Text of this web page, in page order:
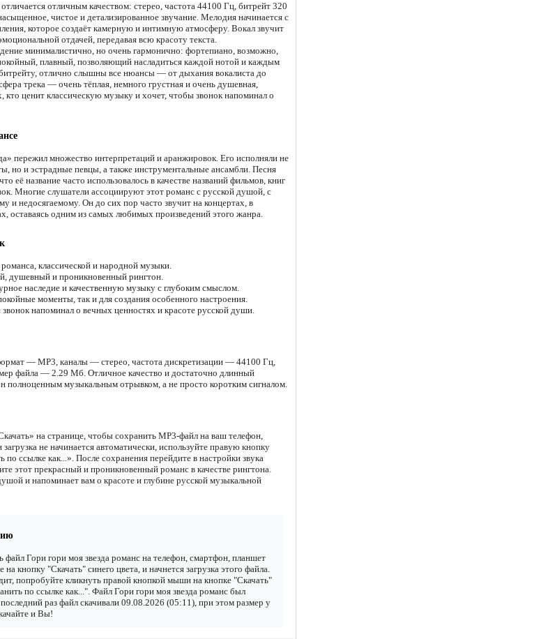
отличным качеством: стерео, частота 44100 Гц, битрейт 320
чистое и детализированное звучание. Мелодия начинается с
которое создаёт камерную и интимную атмосферу. Вокал звучит
отдачей, передавая всю красоту текста.
минималистично, но очень гармонично: фортепиано, возможно,
плавный, позволяющий насладиться каждой нотой и каждым
отлично слышны все нюансы — от дыхания вокалиста до
трека — очень тёплая, немного грустная и очень душевная,
кто ценит классическую музыку и хочет, чтобы звонок напоминал о
пережил множество интерпретаций и аранжировок. Его исполняли не
но и эстрадные певцы, а также инструментальные ансамбли. Песня
её название часто использовалось в качестве названий фильмов, книг
Многие слушатели ассоциируют этот романс с русской душой, с
и недосягаемому. Он до сих пор часто звучит на концертах, в
оставаясь одним из самых любимых произведений этого жанра.
классической и народной музыки.
душевный и проникновенный рингтон.
наследие и качественную музыку с глубоким смыслом.
моменты, так и для создания особенного настроения.
напоминал о вечных ценностях и красоте русской души.
— MP3, каналы — стерео, частота дискретизации — 44100 Гц,
файла — 2.29 Мб. Отличное качество и достаточно длинный
полноценным музыкальным отрывком, а не просто коротким сигналом.
на странице, чтобы сохранить MP3-файл на ваш телефон,
не начинается автоматически, используйте правую кнопку
ссылке как...». После сохранения перейдите в настройки звука
этот прекрасный и проникновенный романс в качестве рингтона.
и напоминает вам о красоте и глубине русской музыкальной
файл Гори гори моя звезда романс на телефон, смартфон, планшет
кнопку "Скачать" синего цвета, и начнется загрузка этого файла.
попробуйте кликнуть правой кнопкой мыши на кнопке "Скачать"
по ссылке как...". Файл Гори гори моя звезда романс был
раз файл скачивали 09.08.2026 (05:11), при этом размер у
и Вы!